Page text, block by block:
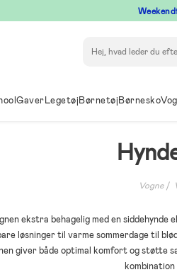
GaverLegetøjBørnetøjBørnesko
Vogne
ekstra behagelig med en siddehynde
løsninger til varme sommerdage til
giver både optimal komfort og støtte